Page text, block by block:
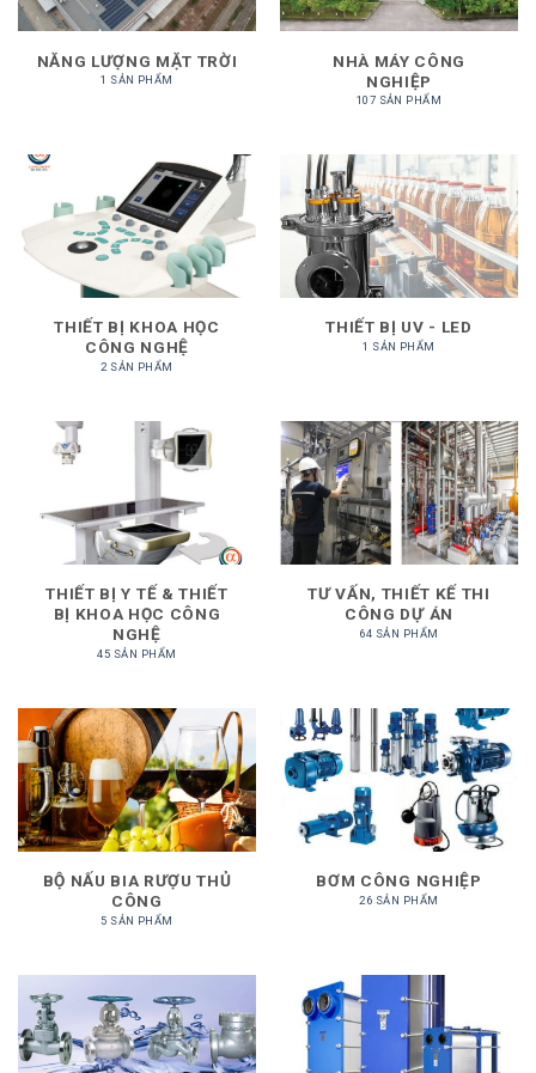
NĂNG LƯỢNG MẶT TRỜI
1 SẢN PHẨM
NHÀ MÁY CÔNG
NGHIỆP
107 SẢN PHẨM
THIẾT BỊ KHOA HỌC
CÔNG NGHỆ
2 SẢN PHẨM
THIẾT BỊ UV - LED
1 SẢN PHẨM
THIẾT BỊ Y TẾ & THIẾT
BỊ KHOA HỌC CÔNG
NGHỆ
45 SẢN PHẨM
TƯ VẤN, THIẾT KẾ THI
CÔNG DỰ ÁN
64 SẢN PHẨM
BỘ NẤU BIA RƯỢU THỦ
CÔNG
5 SẢN PHẨM
BƠM CÔNG NGHIỆP
26 SẢN PHẨM